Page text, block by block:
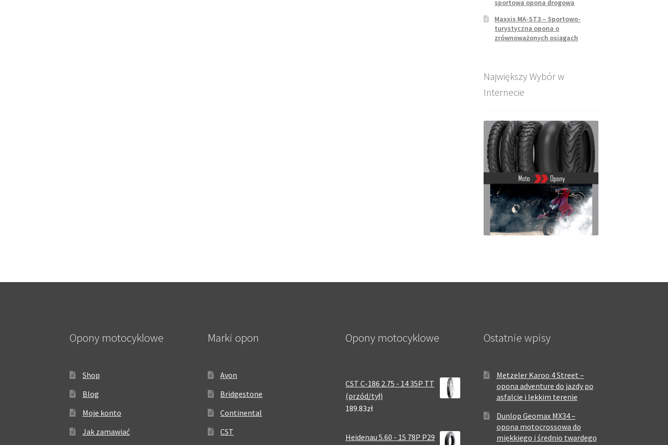
sportowa opona drogowa
Maxxis MA-ST3 – Sportowo-
turystyczna opona o
zrównoważonych osiągach
Największy Wybór w
Internecie
Opony motocyklowe
Shop
Blog
Moje konto
Jak zamawiać
Marki opon
Avon
Bridgestone
Continental
CST
Opony motocyklowe
CST C-186 2.75 - 14 35P TT
(przód/tył)
189.83zł
Heidenau 5.60 - 15 78P P29
Ostatnie wpisy
Metzeler Karoo 4 Street –
opona adventure do jazdy po
asfalcie i lekkim terenie
Dunlop Geomax MX34 –
opona motocrossowa do
miękkiego i średnio twardego